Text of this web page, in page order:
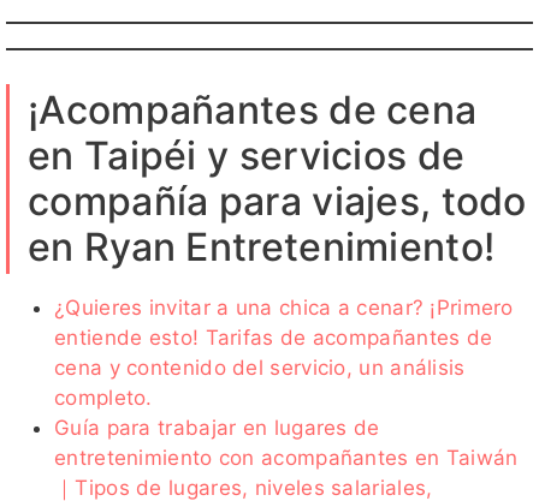
¡Acompañantes de cena
en Taipéi y servicios de
compañía para viajes, todo
en Ryan Entretenimiento!
¿Quieres invitar a una chica a cenar? ¡Primero
entiende esto! Tarifas de acompañantes de
cena y contenido del servicio, un análisis
completo.
Guía para trabajar en lugares de
entretenimiento con acompañantes en Taiwán
｜Tipos de lugares, niveles salariales,